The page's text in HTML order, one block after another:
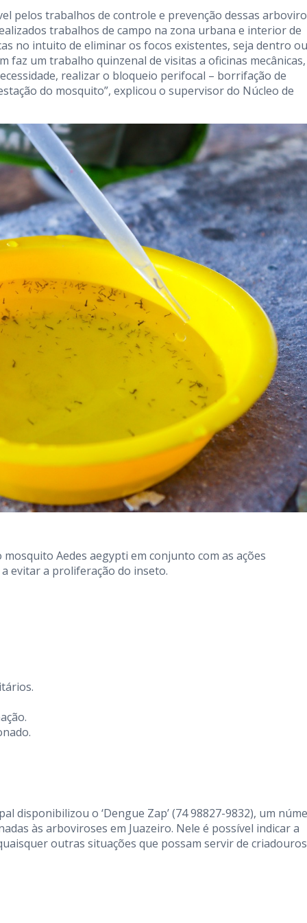
pelos trabalhos de controle e prevenção dessas
trabalhos de campo na zona urbana e interior de
no intuito de eliminar os focos existentes, seja dentro
faz um trabalho quinzenal de visitas a oficinas mecânicas,
realizar o bloqueio perifocal – borrifação de
do mosquito”, explicou o supervisor do Núcleo de
Aedes aegypti em conjunto com as ações
evitar a proliferação do inseto.
disponibilizou o ‘Dengue Zap’ (74 98827-9832), um
às arboviroses em Juazeiro. Nele é possível indicar a
outras situações que possam servir de criadouros